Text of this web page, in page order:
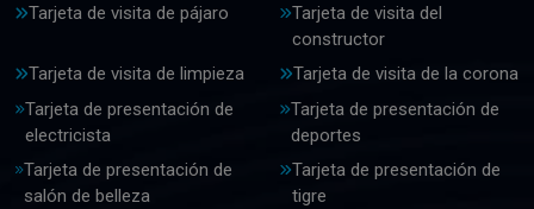
Tarjeta de visita de pájaro
Tarjeta de visita del
constructor
Tarjeta de visita de limpieza
Tarjeta de visita de la corona
Tarjeta de presentación de
electricista
Tarjeta de presentación de
deportes
Tarjeta de presentación de
salón de belleza
Tarjeta de presentación de
tigre